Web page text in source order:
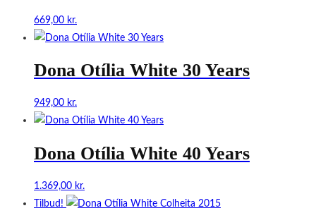
669,00 kr.
Dona Otília White 30 Years
949,00 kr.
Dona Otília White 40 Years
1.369,00 kr.
Tilbud!